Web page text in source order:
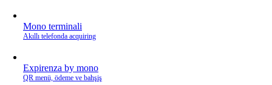
Mono terminali
Akıllı telefonda acquiring
Expirenza by mono
QR menü, ödeme ve bahşiş